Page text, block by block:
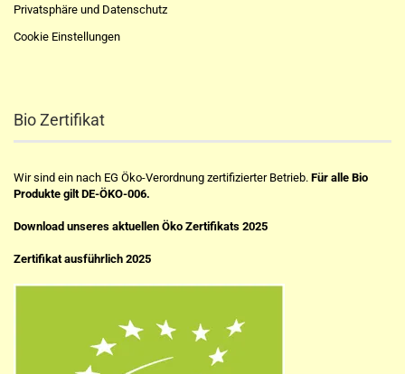
Privatsphäre und Datenschutz
Cookie Einstellungen
Bio Zertifikat
Wir sind ein nach EG Öko-Verordnung zertifizierter Betrieb. Für alle Bio
Produkte gilt DE-ÖKO-006.
Download unseres aktuellen Öko Zertifikats 2025
Zertifikat ausführlich 2025